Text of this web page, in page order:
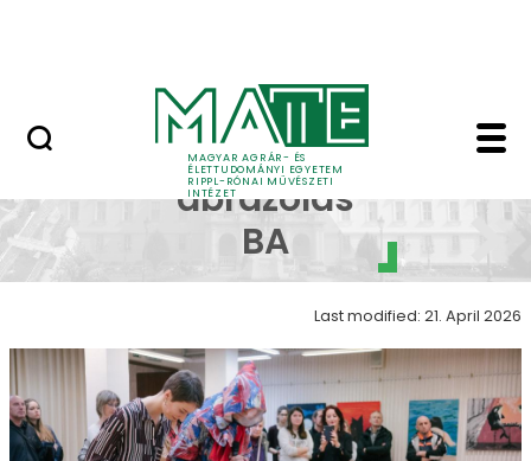
MAGYAR AGRÁR- ÉS
ÉLETTUDOMÁNYI EGYETEM
RIPPL-RÓNAI MŰVÉSZETI
INTÉZET
Képi ábrázolás
Képi
ábrázolás
BA
Last modified: 21. April 2026